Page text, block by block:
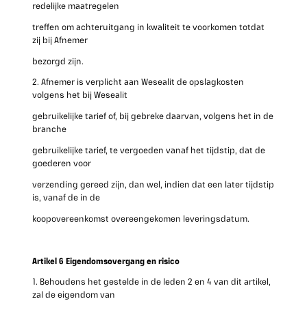
redelijke maatregelen
treffen om achteruitgang in kwaliteit te voorkomen totdat
zij bij Afnemer
bezorgd zijn.
2. Afnemer is verplicht aan Wesealit de opslagkosten
volgens het bij Wesealit
gebruikelijke tarief of, bij gebreke daarvan, volgens het in de
branche
gebruikelijke tarief, te vergoeden vanaf het tijdstip, dat de
goederen voor
verzending gereed zijn, dan wel, indien dat een later tijdstip
is, vanaf de in de
koopovereenkomst overeengekomen leveringsdatum.
Artikel 6 Eigendomsovergang en risico
1. Behoudens het gestelde in de leden 2 en 4 van dit artikel,
zal de eigendom van